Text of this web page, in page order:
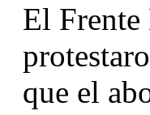
El
que el